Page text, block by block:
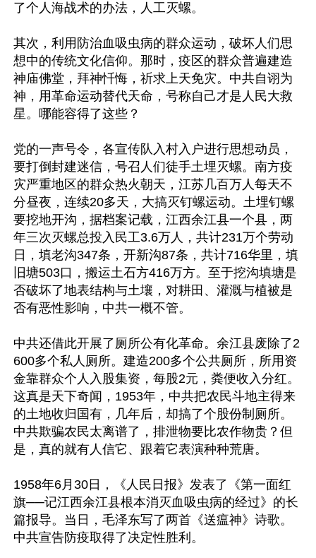
了个人海战术的办法，人工灭螺。
其次，利用防治血吸虫病的群众运动，破坏人们思
想中的传统文化信仰。那时，疫区的群众普遍建造
神庙佛堂，拜神忏悔，祈求上天免灾。中共自诩为
神，用革命运动替代天命，号称自己才是人民大救
星。哪能容得了这些？
党的一声号令，各宣传队入村入户进行思想动员，
要打倒封建迷信，号召人们徒手土埋灭螺。南方疫
灾严重地区的群众热火朝天，江苏几百万人每天不
分昼夜，连续20多天，大搞灭钉螺运动。土埋钉螺
要挖地开沟，据档案记载，江西余江县一个县，两
年三次灭螺总投入民工3.6万人，共计231万个劳动
日，填老沟347条，开新沟87条，共计716华里，填
旧塘503口，搬运土石方416万方。至于挖沟填塘是
否破坏了地表结构与土壤，对耕田、灌溉与植被是
否有恶性影响，中共一概不管。
中共还借此开展了厕所公有化革命。余江县废除了2
600多个私人厕所。建造200多个公共厕所，所用资
金靠群众个人入股集资，每股2元，粪便收入分红。
这真是天下奇闻，1953年，中共把农民斗地主得来
的土地收归国有，几年后，却搞了个股份制厕所。
中共欺骗农民太离谱了，排泄物要比农作物贵？但
是，真的就有人信它、跟着它表演种种荒唐。
1958年6月30日，《人民日报》发表了《第一面红
旗──记江西余江县根本消灭血吸虫病的经过》的长
篇报导。当日，毛泽东写了两首《送瘟神》诗歌。
中共宣告防疫取得了决定性胜利。